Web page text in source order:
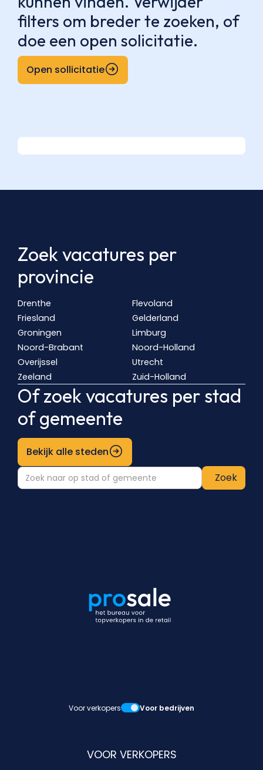
filters om breder te zoeken, of
doe een open solicitatie.
Open sollicitatie
Zoek vacatures per
provincie
Drenthe
Flevoland
Friesland
Gelderland
Groningen
Limburg
Noord-Brabant
Noord-Holland
Overijssel
Utrecht
Zeeland
Zuid-Holland
Of zoek vacatures per stad
of gemeente
Bekijk alle steden
Voor verkopers Voor bedrijven
VOOR VERKOPERS